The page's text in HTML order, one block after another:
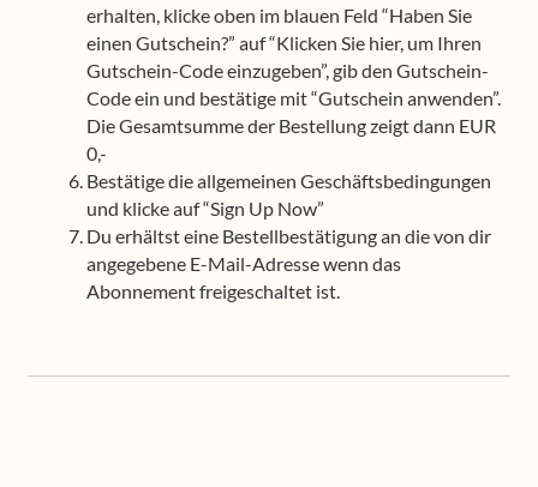
erhalten, klicke oben im blauen Feld “Haben Sie
einen Gutschein?” auf “Klicken Sie hier, um Ihren
Gutschein-Code einzugeben”, gib den Gutschein-
Code ein und bestätige mit “Gutschein anwenden”.
Die Gesamtsumme der Bestellung zeigt dann EUR
0,-
Bestätige die allgemeinen Geschäftsbedingungen
und klicke auf “Sign Up Now”
Du erhältst eine Bestellbestätigung an die von dir
angegebene E-Mail-Adresse wenn das
Abonnement freigeschaltet ist.